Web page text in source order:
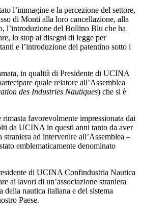
l’immagine e la percezione del settore,
di Monti alla loro cancellazione, alla
l’introduzione del Bollino Blu che ha
lo stop ai disegni di legge per
e l’introduzione del patentino sotto i
in qualità di Presidente di UCINA
quale relatore all’Assemblea
des Industries Nautiques) che si è
rimasta favorevolmente impressionata dai
da UCINA in questi anni tanto da aver
straniera ad intervenire all’Assemblea –
emblematicamente denominato
di UCINA Confindustria Nautica
ai lavori di un’associazione straniera
della nautica italiana e del sistema
Paese.